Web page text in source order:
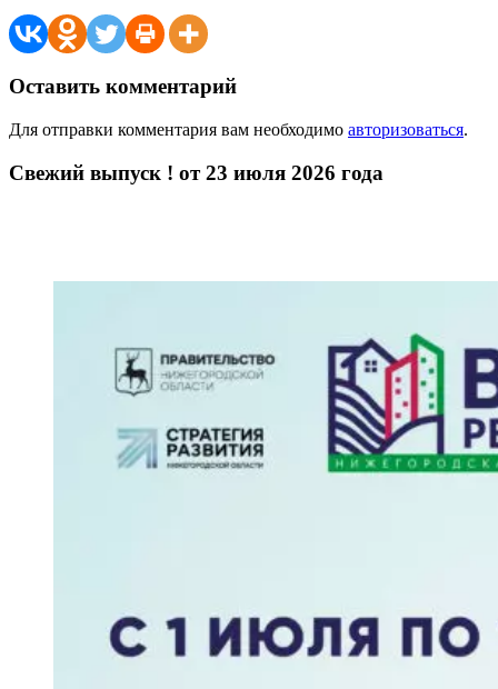
Оставить комментарий
Для отправки комментария вам необходимо авторизоваться.
Свежий выпуск ! от 23 июля 2026 года